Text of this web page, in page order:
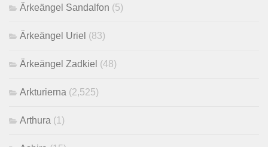
Ärkeängel Sandalfon (5)
Ärkeängel Uriel (83)
Ärkeängel Zadkiel (48)
Arkturierna (2,525)
Arthura (1)